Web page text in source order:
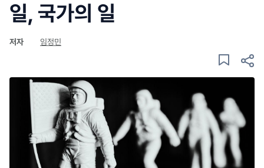
일, 국가의 일
저자 임정민